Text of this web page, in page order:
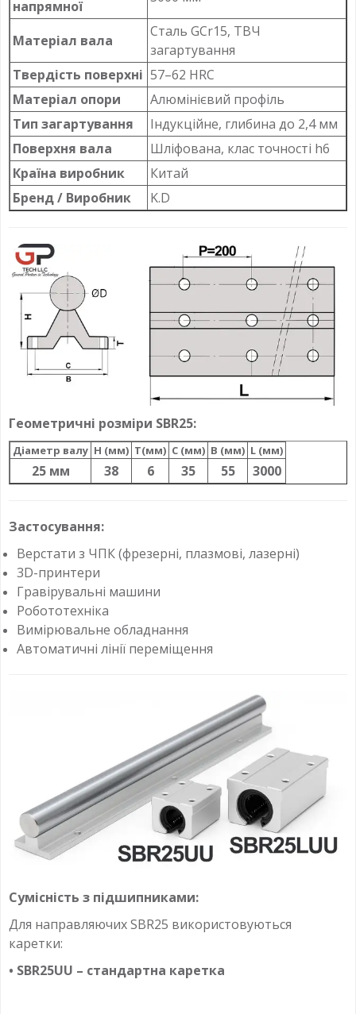
напрямної
Матеріал вала
Сталь GCr15, ТВЧ
загартування
Твердість поверхні 57–62 HRC
Матеріал опори
Алюмінієвий профіль
Тип загартування
Індукційне, глибина до 2,4 мм
Поверхня вала
Шліфована, клас точності h6
Країна виробник
Китай
Бренд / Виробник
K.D
Геометричні розміри SBR25:
Діаметр валу H (мм) T(мм) C (мм) B (мм) L (мм)
25 мм 38 6 35 55 3000
Застосування:
Верстати з ЧПК (фрезерні, плазмові, лазерні)
3D-принтери
Гравірувальні машини
Робототехніка
Вимірювальне обладнання
Автоматичні лінії переміщення
Сумісність з підшипниками:
Для направляючих SBR25 використовуються
каретки:
• SBR25UU – стандартна каретка